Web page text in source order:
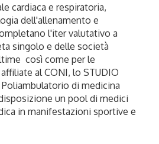
cardiaca e respiratoria,
dell'allenamento e
l'iter valutativo a
singolo e delle società
così come per le
al CONI, lo STUDIO
Poliambulatorio di medicina
un pool di medici
in manifestazioni sportive e